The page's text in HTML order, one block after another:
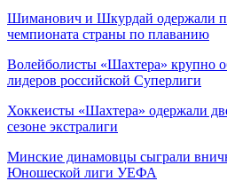
Шиманович и Шкурдай одержали
чемпионата страны по плаванию
Волейболисты «Шахтера» крупно
лидеров российской Суперлиги
Хоккеисты «Шахтера» одержали
сезоне экстралиги
Минские динамовцы сыграли
Юношеской лиги УЕФА